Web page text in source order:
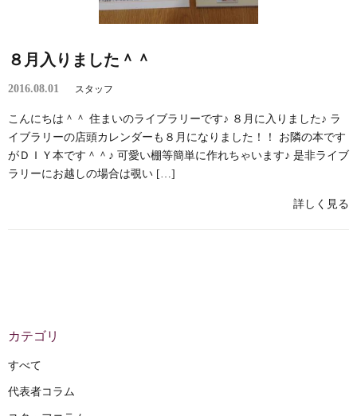
８月入りました＾＾
2016.08.01 スタッフ
こんにちは＾＾ 住まいのライブラリーです♪ ８月に入りました♪ ラ
イブラリーの店頭カレンダーも８月になりました！！ お隣の本です
がＤＩＹ本です＾＾♪ 可愛い棚等簡単に作れちゃいます♪ 是非ライブ
ラリーにお越しの場合は覗い […]
詳しく見る
カテゴリ
すべて
代表者コラム